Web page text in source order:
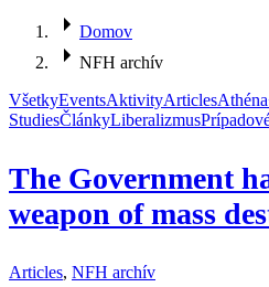
Domov
NFH archív
VšetkyEventsAktivityArticles
StudiesČlánkyLiberalizmus
The Government
weapon of mass
Articles, NFH archív